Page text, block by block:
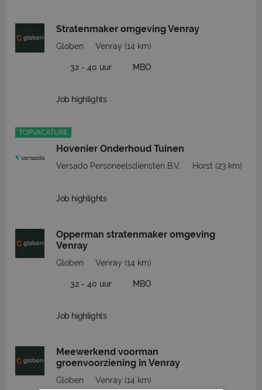
Stratenmaker omgeving Venray
Globen Venray (14 km)
32 - 40 uur MBO
Job highlights
TOPVACATURE
Hovenier Onderhoud Tuinen
Versado Personeelsdiensten B.V. Horst (23 km)
Job highlights
Opperman stratenmaker omgeving
Venray
Globen Venray (14 km)
32 - 40 uur MBO
Job highlights
Meewerkend voorman
groenvoorziening in Venray
Globen Venray (14 km)